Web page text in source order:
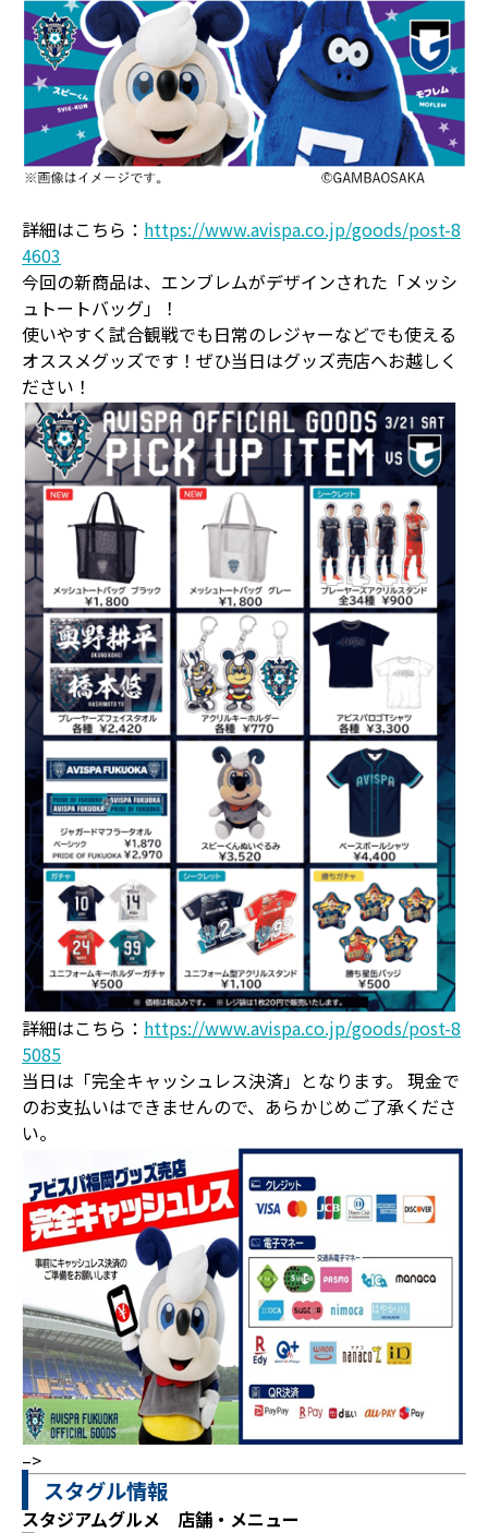
詳細はこちら： https://www.avispa.co.jp/goods/post-8
4603
今回の新商品は、エンブレムがデザインされた「メッシ
ュトートバッグ」！
使いやすく試合観戦でも日常のレジャーなどでも使える
オススメグッズです！ぜひ当日はグッズ売店へお越しく
ださい！
詳細はこちら： https://www.avispa.co.jp/goods/post-8
5085
当日は「完全キャッシュレス決済」となります。 現金で
のお支払いはできませんので、あらかじめご了承くださ
い。
–>
スタグル情報
スタジアムグルメ 店舗・メニュー